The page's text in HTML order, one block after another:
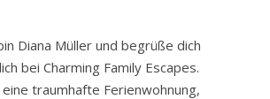
Diana Müller und begrüße dich
bei Charming Family Escapes.
traumhafte Ferienwohnung,